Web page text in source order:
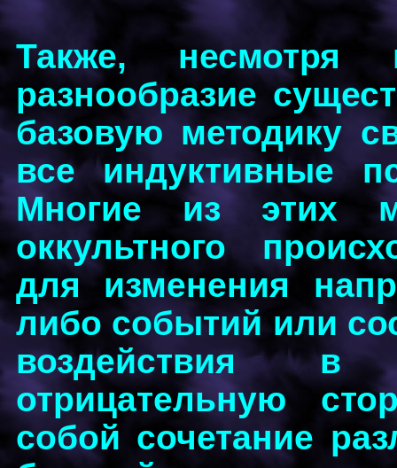
Также, несмотря
разнообразие
базовую методику
все индуктивные
Многие из этих
оккультного
для изменения
либо событий или
воздействия в
отрицательную
собой сочетание